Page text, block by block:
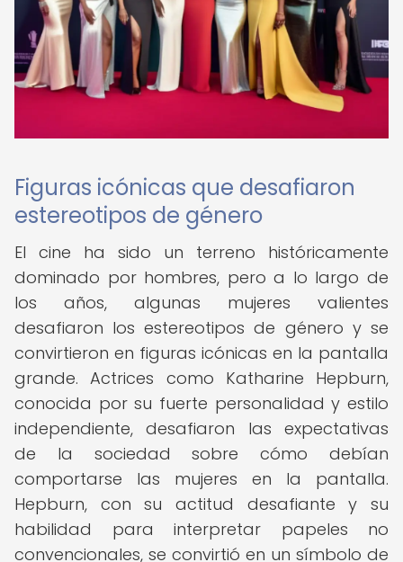
Figuras icónicas que desafiaron
estereotipos de género
El cine ha sido un terreno históricamente
dominado por hombres, pero a lo largo de
los años, algunas mujeres valientes
desafiaron los estereotipos de género y se
convirtieron en figuras icónicas en la pantalla
grande. Actrices como Katharine Hepburn,
conocida por su fuerte personalidad y estilo
independiente, desafiaron las expectativas
de la sociedad sobre cómo debían
comportarse las mujeres en la pantalla.
Hepburn, con su actitud desafiante y su
habilidad para interpretar papeles no
convencionales, se convirtió en un símbolo de